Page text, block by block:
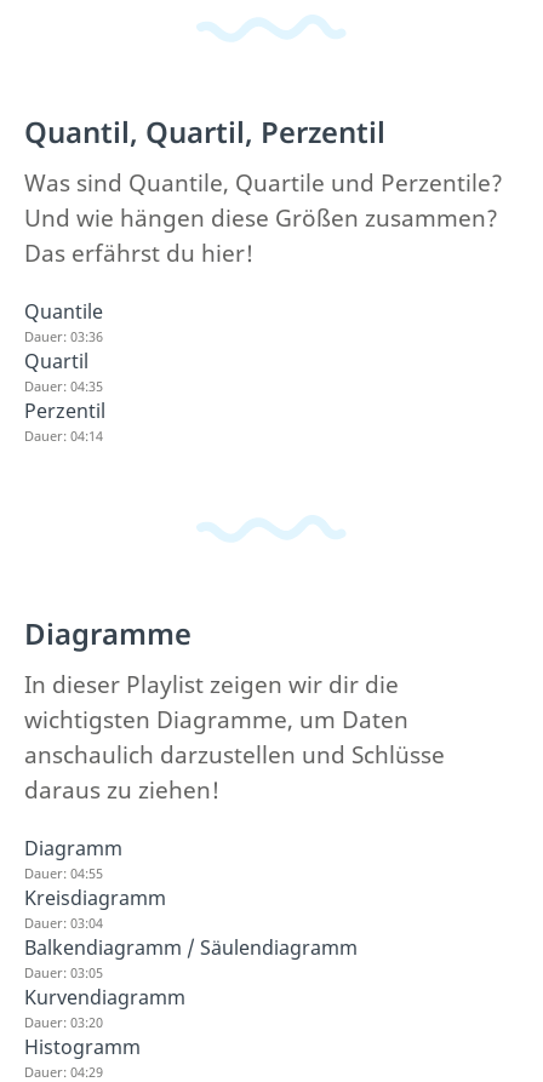
Quantil, Quartil, Perzentil
Was sind Quantile, Quartile und Perzentile?
Und wie hängen diese Größen zusammen?
Das erfährst du hier!
Quantile
Dauer: 03:36
Quartil
Dauer: 04:35
Perzentil
Dauer: 04:14
Diagramme
In dieser Playlist zeigen wir dir die
wichtigsten Diagramme, um Daten
anschaulich darzustellen und Schlüsse
daraus zu ziehen!
Diagramm
Dauer: 04:55
Kreisdiagramm
Dauer: 03:04
Balkendiagramm / Säulendiagramm
Dauer: 03:05
Kurvendiagramm
Dauer: 03:20
Histogramm
Dauer: 04:29